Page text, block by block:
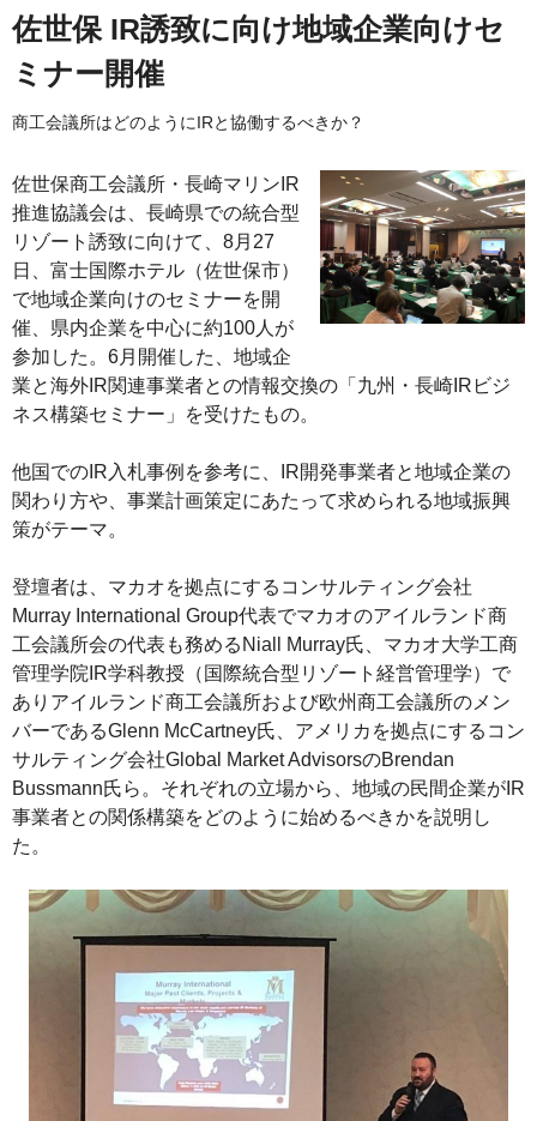
佐世保 IR誘致に向け地域企業向けセ
ミナー開催
商工会議所はどのようにIRと協働するべきか？
佐世保商工会議所・長崎マリンIR
推進協議会は、長崎県での統合型
リゾート誘致に向けて、8月27
日、富士国際ホテル（佐世保市）
で地域企業向けのセミナーを開
催、県内企業を中心に約100人が
参加した。6月開催した、地域企
業と海外IR関連事業者との情報交換の「九州・長崎IRビジ
ネス構築セミナー」を受けたもの。
他国でのIR入札事例を参考に、IR開発事業者と地域企業の
関わり方や、事業計画策定にあたって求められる地域振興
策がテーマ。
登壇者は、マカオを拠点にするコンサルティング会社
Murray International Group代表でマカオのアイルランド商
工会議所会の代表も務めるNiall Murray氏、マカオ大学工商
管理学院IR学科教授（国際統合型リゾート経営管理学）で
ありアイルランド商工会議所および欧州商工会議所のメン
バーであるGlenn McCartney氏、アメリカを拠点にするコン
サルティング会社Global Market AdvisorsのBrendan
Bussmann氏ら。それぞれの立場から、地域の民間企業がIR
事業者との関係構築をどのように始めるべきかを説明し
た。